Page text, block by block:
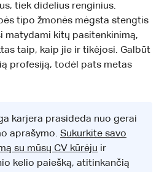
tiek didelius renginius.
tipo žmonės mėgsta stengtis
matydami kitų pasitenkinimą,
taip, kaip jie ir tikėjosi. Galbūt
profesiją, todėl pats metas
karjera prasideda nuo gerai
aprašymo. Sukurkite savo
su mūsų CV kūrėju ir
kelio paiešką, atitinkančią